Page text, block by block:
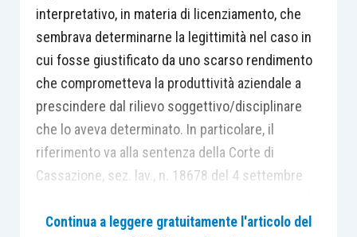
interpretativo, in materia di licenziamento, che
sembrava determinarne la legittimità nel caso in
cui fosse giustificato da uno scarso rendimento
che comprometteva la produttività aziendale a
prescindere dal rilievo soggettivo/disciplinare
che lo aveva determinato. In particolare, il
riferimento va alla sentenza della Corte di
Cassazione, sez. lav., n. 18678 del 4 settembre
lavoratore per scarso rendimento a seguito di
Continua a leggere gratuitamente l'articolo del